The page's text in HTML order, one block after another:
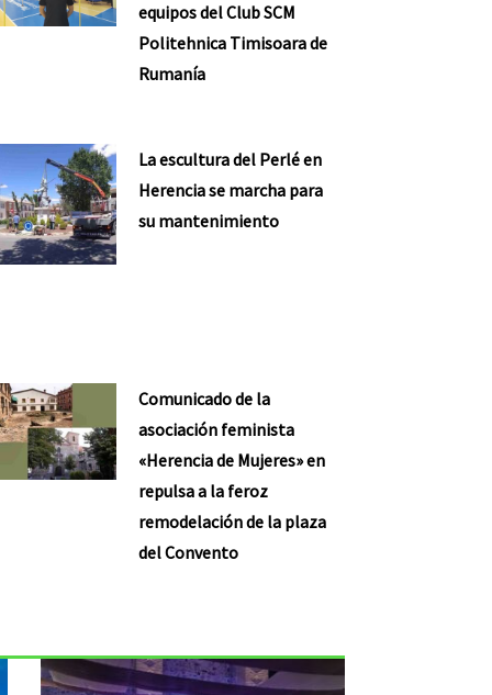
equipos del Club SCM
Politehnica Timisoara de
Rumanía
La escultura del Perlé en
Herencia se marcha para
su mantenimiento
Comunicado de la
asociación feminista
«Herencia de Mujeres» en
repulsa a la feroz
remodelación de la plaza
del Convento